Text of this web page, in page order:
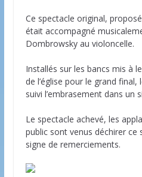
Ce spectacle original,
était accompagné
Dombrowsky au violoncelle.
Installés sur les bancs mis à
de l’église pour le grand
suivi l’embrasement dans un
Le spectacle achevé, les
public sont venus déchirer ce
signe de remerciements.